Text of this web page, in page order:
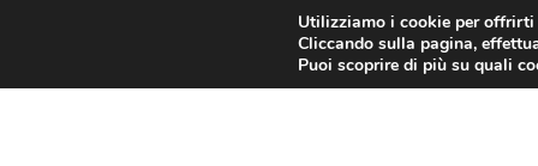
Utilizziamo i cookie per
Cliccando sulla pagina,
Puoi scoprire di più su quali